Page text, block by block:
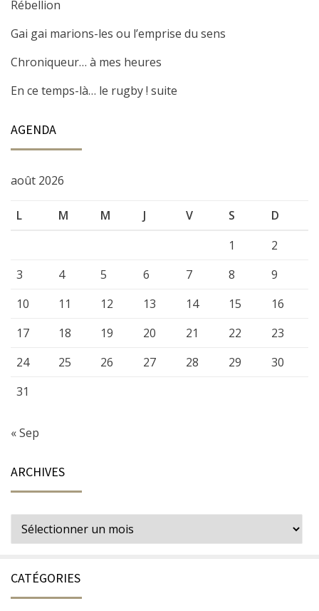
Rébellion
Gai gai marions-les ou l’emprise du sens
Chroniqueur… à mes heures
En ce temps-là… le rugby ! suite
AGENDA
août 2026
L M M J V S
D
1
2
3
4 5 6 7 8
9
10
11 12 13 14 15
16
17
18 19 20 21 22
23
24
25 26 27 28 29
30
31
« Sep
ARCHIVES
Archives
CATÉGORIES